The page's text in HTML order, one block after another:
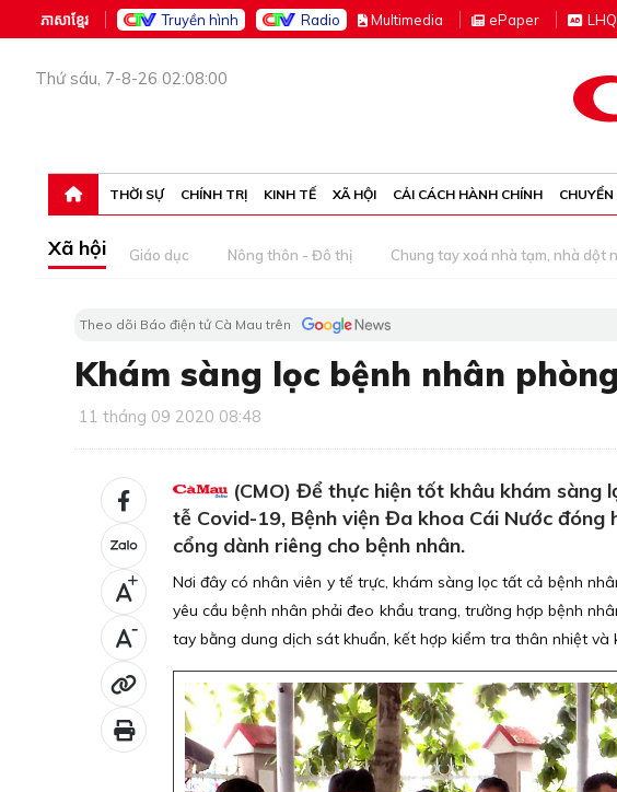
ភាសាខ្មែរ Truyền hình Radio Multimedia ePaper
Thứ sáu, 7-8-26 02:08:00
THỜI SỰ CHÍNH TRỊ KINH TẾ XÃ HỘI CẢI CÁCH HÀNH CHÍNH
Xã hội Giáo dục Nông thôn - Đô thị Chung tay xoá nhà tạm, nhà dột
Theo dõi Báo điện tử Cà Mau trên
Khám sàng lọc bệnh nhân
11 tháng 09 2020 08:48
+
-
(CMO) Để thực hiện tốt khâu khám sàng
tễ Covid-19, Bệnh viện Đa khoa Cái Nước
cổng dành riêng cho bệnh nhân.
Nơi đây có nhân viên y tế trực, khám sàng lọc tất cả bệnh
yêu cầu bệnh nhân phải đeo khẩu trang, trường hợp bệnh
tay bằng dung dịch sát khuẩn, kết hợp kiểm tra thân nhiệt và